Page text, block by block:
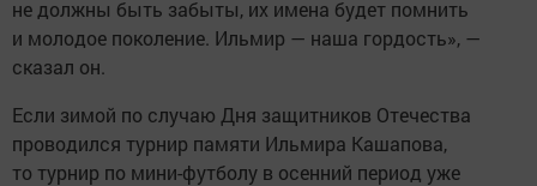
не должны быть забыты, их имена будет помнить
и молодое поколение. Ильмир — наша гордость», —
сказал он.
Если зимой по случаю Дня защитников Отечества
проводился турнир памяти Ильмира Кашапова,
то турнир по мини-футболу в осенний период уже